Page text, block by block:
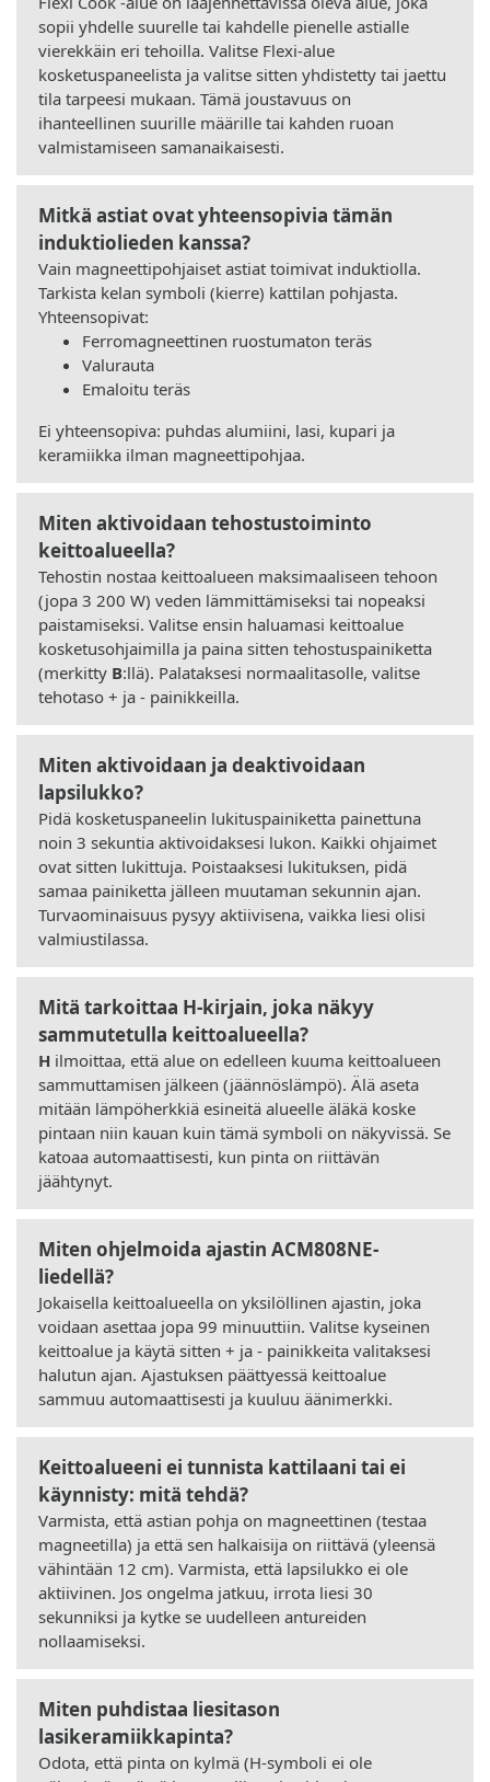
sopii yhdelle suurelle tai kahdelle pienelle astialle
vierekkäin eri tehoilla. Valitse Flexi-alue
kosketuspaneelista ja valitse sitten yhdistetty tai jaettu
tila tarpeesi mukaan. Tämä joustavuus on
ihanteellinen suurille määrille tai kahden ruoan
valmistamiseen samanaikaisesti.
Mitkä astiat ovat yhteensopivia tämän
induktiolieden kanssa?
Vain magneettipohjaiset astiat toimivat induktiolla.
Tarkista kelan symboli (kierre) kattilan pohjasta.
Yhteensopivat:
Ferromagneettinen ruostumaton teräs
Valurauta
Emaloitu teräs
Ei yhteensopiva: puhdas alumiini, lasi, kupari ja
keramiikka ilman magneettipohjaa.
Miten aktivoidaan tehostustoiminto
keittoalueella?
Tehostin nostaa keittoalueen maksimaaliseen tehoon
(jopa 3 200 W) veden lämmittämiseksi tai nopeaksi
paistamiseksi. Valitse ensin haluamasi keittoalue
kosketusohjaimilla ja paina sitten tehostuspainiketta
(merkitty B:llä). Palataksesi normaalitasolle, valitse
tehotaso + ja - painikkeilla.
Miten aktivoidaan ja deaktivoidaan
lapsilukko?
Pidä kosketuspaneelin lukituspainiketta painettuna
noin 3 sekuntia aktivoidaksesi lukon. Kaikki ohjaimet
ovat sitten lukittuja. Poistaaksesi lukituksen, pidä
samaa painiketta jälleen muutaman sekunnin ajan.
Turvaominaisuus pysyy aktiivisena, vaikka liesi olisi
valmiustilassa.
Mitä tarkoittaa H-kirjain, joka näkyy
sammutetulla keittoalueella?
H ilmoittaa, että alue on edelleen kuuma keittoalueen
sammuttamisen jälkeen (jäännöslämpö). Älä aseta
mitään lämpöherkkiä esineitä alueelle äläkä koske
pintaan niin kauan kuin tämä symboli on näkyvissä. Se
katoaa automaattisesti, kun pinta on riittävän
jäähtynyt.
Miten ohjelmoida ajastin ACM808NE-
liedellä?
Jokaisella keittoalueella on yksilöllinen ajastin, joka
voidaan asettaa jopa 99 minuuttiin. Valitse kyseinen
keittoalue ja käytä sitten + ja - painikkeita valitaksesi
halutun ajan. Ajastuksen päättyessä keittoalue
sammuu automaattisesti ja kuuluu äänimerkki.
Keittoalueeni ei tunnista kattilaani tai ei
käynnisty: mitä tehdä?
Varmista, että astian pohja on magneettinen (testaa
magneetilla) ja että sen halkaisija on riittävä (yleensä
vähintään 12 cm). Varmista, että lapsilukko ei ole
aktiivinen. Jos ongelma jatkuu, irrota liesi 30
sekunniksi ja kytke se uudelleen antureiden
nollaamiseksi.
Miten puhdistaa liesitason
lasikeramiikkapinta?
Odota, että pinta on kylmä (H-symboli ei ole